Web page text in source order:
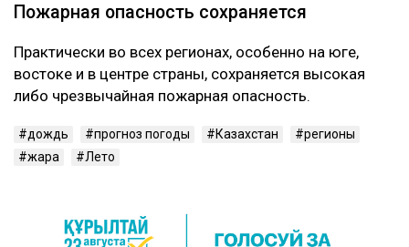
Пожарная опасность сохраняется
Практически во всех регионах, особенно на юге,
востоке и в центре страны, сохраняется высокая
либо чрезвычайная пожарная опасность.
дождь прогноз погоды Казахстан
регионы
жара
Лето